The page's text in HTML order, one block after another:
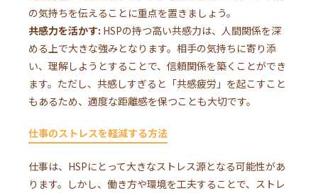
の気持ちを伝えることに重点を置きましょう。
共感力を活かす: HSPの持つ高い共感力は、人間関係を深
める上で大きな強みとなります。相手の気持ちに寄り添
い、理解しようとすることで、信頼関係を築くことができ
ます。ただし、共感しすぎると「共感疲労」を起こすこと
もあるため、適度な距離感を保つことも大切です。
仕事のストレスを軽減する方法
仕事は、HSPにとって大きなストレス源となる可能性があ
ります。しかし、働き方や環境を工夫することで、ストレ